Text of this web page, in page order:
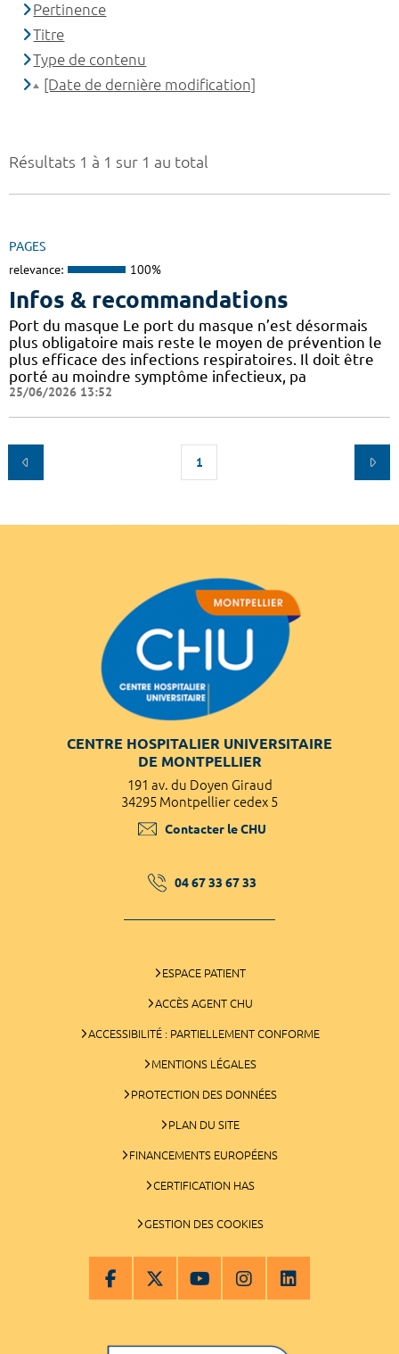
Résultats 1 à 1 sur 1 au total
PAGES
relevance: 100%
Infos & recommandations
Port du masque Le port du masque n’est désormais
plus obligatoire mais reste le moyen de prévention le
plus efficace des infections respiratoires. Il doit être
porté au moindre symptôme infectieux, pa
25/06/2026 13:52
1
Pertinence
Titre
Type de contenu
[Date de dernière modification]
CENTRE HOSPITALIER UNIVERSITAIRE
DE MONTPELLIER
191 av. du Doyen Giraud
34295 Montpellier cedex 5
Contacter le CHU
04 67 33 67 33
ESPACE PATIENT
ACCÈS AGENT CHU
ACCESSIBILITÉ : PARTIELLEMENT CONFORME
MENTIONS LÉGALES
PROTECTION DES DONNÉES
PLAN DU SITE
FINANCEMENTS EUROPÉENS
CERTIFICATION HAS
GESTION DES COOKIES